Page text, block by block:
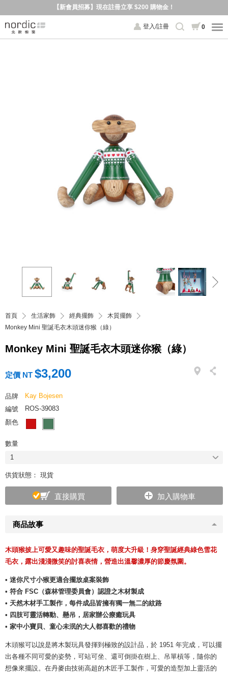
【新會員招募】現在註冊立享 $200 購物金！
登入/註冊 0
首頁 生活家飾 經典擺飾
木質擺飾
Monkey Mini 聖誕毛衣木頭迷你猴（綠）
Monkey Mini 聖誕毛衣木頭迷你猴（綠）
商品故事
木頭猴披上可愛又趣味的聖誕毛衣，萌度大升級！身穿聖誕經典綠色雪花
毛衣，露出淺淺微笑的討喜表情，營造出溫馨濃厚的節慶氛圍。
• 迷你尺寸小猴更適合擺放桌案裝飾
• 符合 FSC（森林管理委員會）認證之木材製成
• 天然木材手工製作，每件成品皆擁有獨一無二的紋路
• 四肢可靈活轉動、懸吊，居家辦公療癒玩具
• 家中小寶貝、童心未泯的大人都喜歡的禮物
木頭猴可以說是將木製玩具發揮到極致的設計品，於 1951 年完成，可以擺
出各種不同可愛的姿勢，可站可坐、還可倒掛在樹上、吊單槓等，隨你的
想像來擺設。在丹麥由技術高超的木匠手工製作，可愛的造型加上靈活的
定價 NT $3,200
品牌
Kay Bojesen
編號
ROS-39083
顏色
數量
1
供貨狀態： 現貨
直接購買 加入購物車